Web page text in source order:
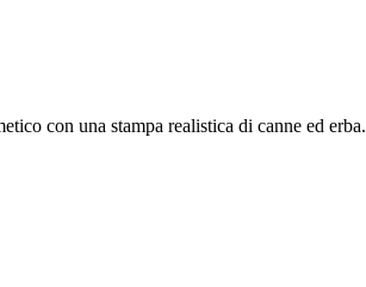
con una stampa realistica di canne ed erba.